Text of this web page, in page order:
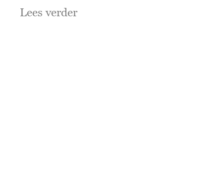
Lees verder